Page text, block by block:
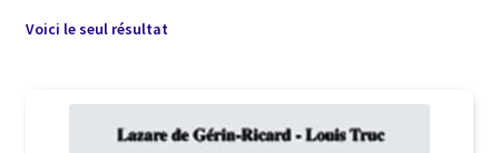
Connection
Listes d’Envies
Voici le seul résultat